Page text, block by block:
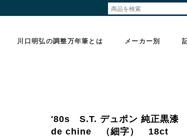
川口明弘の調整万年筆とは メーカー別
'80s S.T. デュポン 純正黒
de chine （細字）